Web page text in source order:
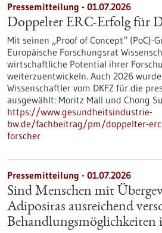
Pressemitteilung - 01.07.2026
Doppelter ERC-Erfolg für
Mit seinen „Proof of Concept“
Europäische Forschungsrat
wirtschaftliche Potential ihrer
weiterzuentwickeln. Auch 2026
Wissenschaftler vom DKFZ für die
ausgewählt: Moritz Mall und Chong
https://www.gesundheitsindustrie-
bw.de/fachbeitrag/pm/doppelter-
forscher
Pressemitteilung - 01.07.2026
Sind Menschen mit
Adipositas ausreichend
Behandlungsmöglichkeiten